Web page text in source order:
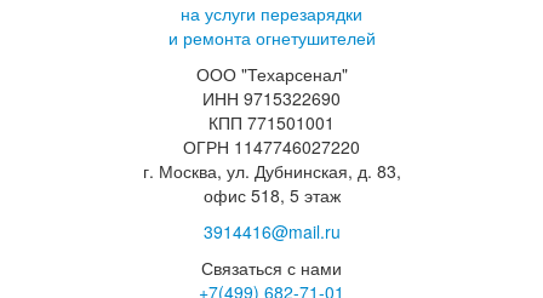
на услуги перезарядки
и ремонта огнетушителей
ООО "Техарсенал"
ИНН 9715322690
КПП 771501001
ОГРН 1147746027220
г. Москва, ул. Дубнинская, д. 83,
офис 518, 5 этаж
3914416@mail.ru
Связаться с нами
+7(499) 682-71-01